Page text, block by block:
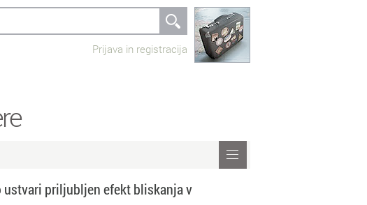
Prijava in registracija
ustvari priljubljen efekt bliskanja v